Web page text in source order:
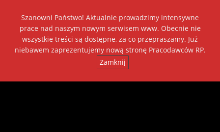
Dołącz do nas
A A+ A++
Szanowni Państwo! Aktualnie prowadzimy intensywne
prace nad naszym nowym serwisem www. Obecnie nie
wszystkie treści są dostępne, za co przepraszamy. Już
niebawem zaprezentujemy nową stronę Pracodawców RP.
Zamknij